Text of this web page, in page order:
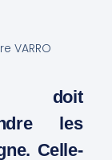
VARRO
doit
les
Celle-